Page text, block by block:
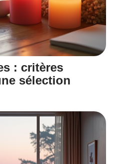
: critères
sélection